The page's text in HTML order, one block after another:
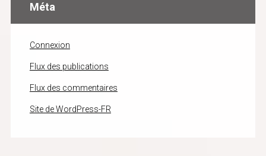
Méta
Connexion
Flux des publications
Flux des commentaires
Site de WordPress-FR